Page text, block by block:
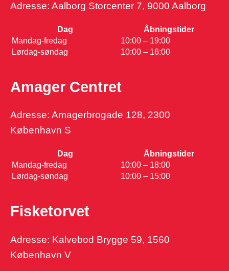
Adresse: Aalborg Storcenter 7, 9000 Aalborg
Dag
Åbningstider
Mandag-fredag
10:00 – 19:00
Lørdag-søndag
10:00 – 16:00
Amager Centret
Adresse: Amagerbrogade 128, 2300
København S
Dag
Åbningstider
Mandag-fredag
10:00 – 18:00
Lørdag-søndag
10:00 – 15:00
Fisketorvet
Adresse: Kalvebod Brygge 59, 1560
København V